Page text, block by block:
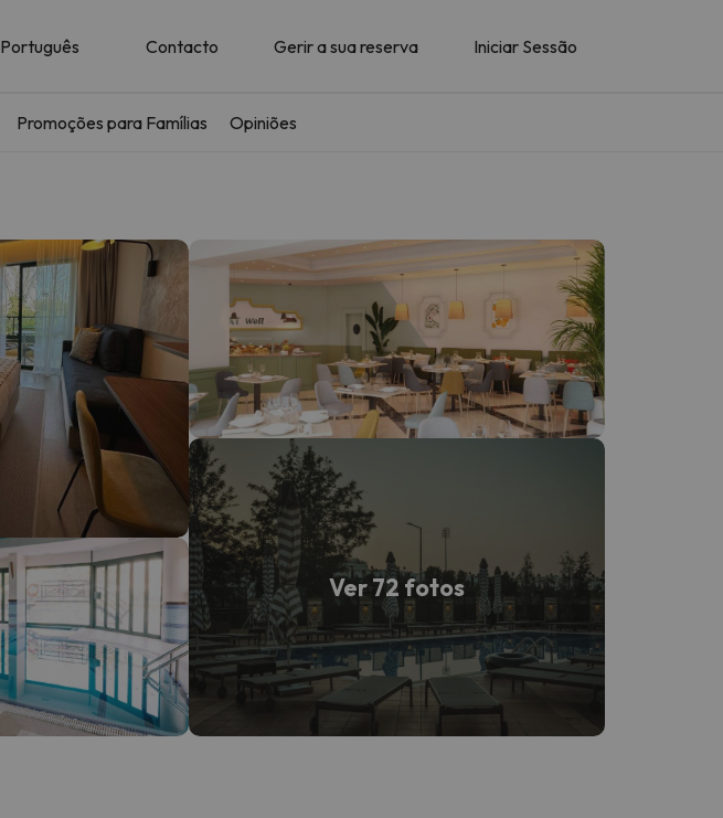
Português Contacto Gerir a sua reserva Iniciar Sessão
Promoções para Famílias Opiniões
Ver 72 fotos